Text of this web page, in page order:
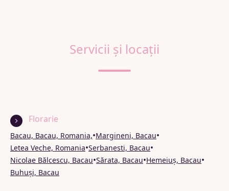
Servicii și locații
Florarie
Bacau, Bacau, Romania,•Margineni, Bacau•
Letea Veche, Romania•Serbanesti, Bacau•
Nicolae Bălcescu, Bacau•Sărata, Bacau•Hemeiuș, Bacau•
Buhuși, Bacau